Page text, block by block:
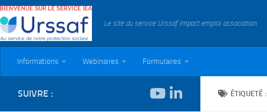
Skip to content
Le site du service Urssaf Impact emploi association
Informations Webinaires Formulaires
ÉTIQUETÉ :
SUIVRE :